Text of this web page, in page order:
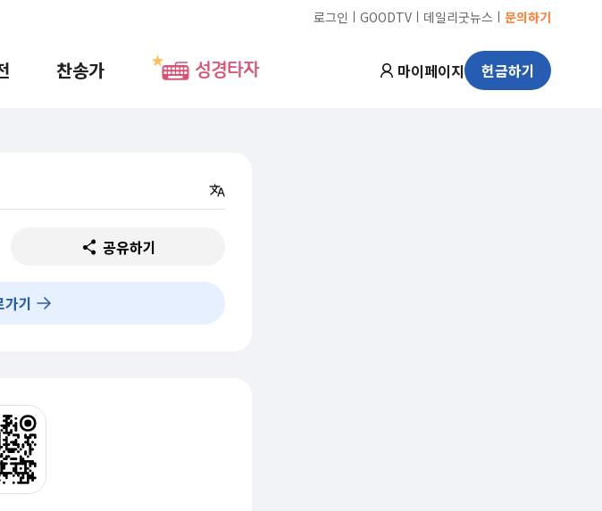
로그인 ㅣ GOODTV ㅣ 데일리굿뉴스 ㅣ 문의하기
찬송가 성경타자 마이페이지 헌금하기
공유하기
가기